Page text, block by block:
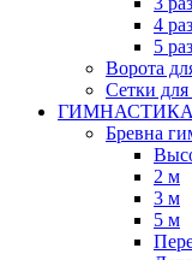
4
5
Ворота
Сетки
ГИМНАСТИКА
Бревна
2 м
3 м
5 м